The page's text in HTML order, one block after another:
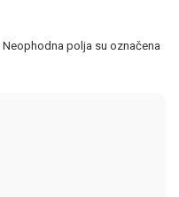
Neophodna polja su označena